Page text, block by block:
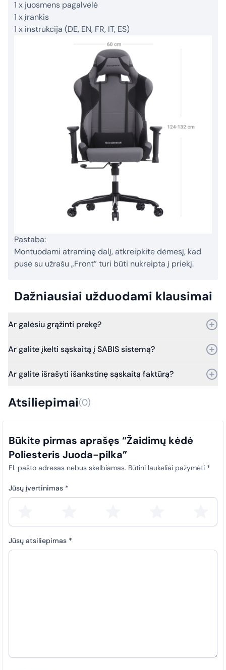
1 x juosmens pagalvėlė
1 x įrankis
1 x instrukcija (DE, EN, FR, IT, ES)
Pastaba:
Montuodami atraminę dalį, atkreipkite dėmesį, kad
pusė su užrašu „Front” turi būti nukreipta į priekį.
Dažniausiai užduodami klausimai
Ar galėsiu grąžinti prekę?
Bet jei praeis daugiau laiko – vis tiek kreipkitės, ir mes
Ar galite įkelti sąskaitą į SABIS sistemą?
Nuo 2025 m. sausio 1 d. visi viešosios įstaigos pirkimų
sistemą. Šis reikalavimas taikomas visiems pirkimams, siekiant
užtikrinti skaidrumą ir tinkamą atitiktį teisės aktų nuostatoms.
Ar galite išrašyti išankstinę sąskaitą faktūrą?
Atsiliepimai(0)
Būkite pirmas aprašęs “Žaidimų kėdė
Poliesteris Juoda-pilka”
El. pašto adresas nebus skelbiamas. Būtini laukeliai pažymėti *
Jūsų įvertinimas *
Jūsų atsiliepimas *